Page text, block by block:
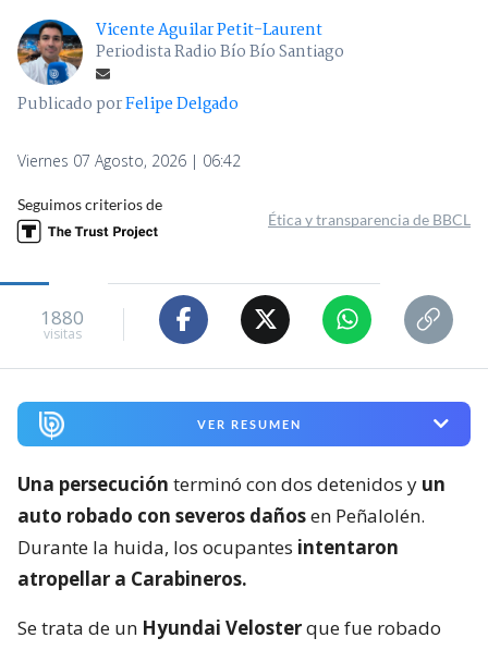
Vicente Aguilar Petit-Laurent
Periodista Radio Bío Bío Santiago
Publicado porFelipe Delgado
Viernes 07 Agosto, 2026 | 06:42
Seguimos criterios de
Ética y transparencia de BBCL
1880
visitas
VER RESUMEN
Una persecución terminó con dos detenidos y un
auto robado con severos dañosen Peñalolén.
Durante la huida, los ocupantes intentaron
atropellar a Carabineros.
Se trata de un Hyundai Velosterque fue robado